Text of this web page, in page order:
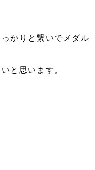
かりと繋いでメダル
と思います。